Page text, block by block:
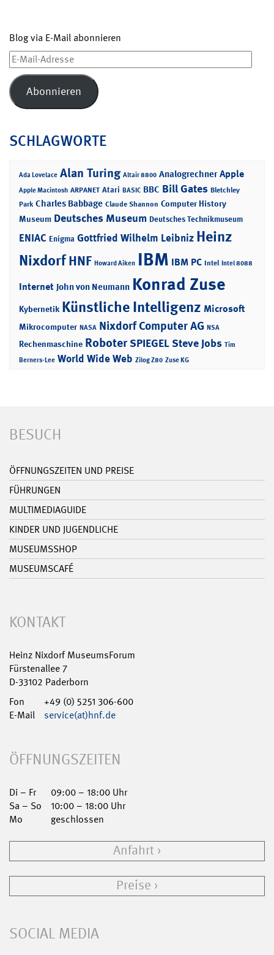
Blog via E-Mail abonnieren
E-
Mail-
Adresse
Abonnieren
SCHLAGWORTE
Ada Lovelace Alan Turing Altair 8800 Analogrechner Apple
Apple Macintosh ARPANET Atari BASIC BBC Bill Gates Bletchley
Park Charles Babbage Claude Shannon Computer History
Museum Deutsches Museum Deutsches Technikmuseum
ENIAC Enigma Gottfried Wilhelm Leibniz Heinz
NixdorfHNF Howard Aiken IBM IBM PC Intel Intel 8088
Internet John von Neumann Konrad Zuse
Kybernetik Künstliche Intelligenz Microsoft
Mikrocomputer NASA Nixdorf Computer AG NSA
Rechenmaschine RoboterSPIEGELSteve Jobs Tim
Berners-Lee World Wide Web Zilog Z80 Zuse KG
BESUCH
ÖFFNUNGSZEITEN UND PREISE
FÜHRUNGEN
MULTIMEDIAGUIDE
KINDER UND JUGENDLICHE
MUSEUMSSHOP
MUSEUMSCAFÉ
KONTAKT
Heinz Nixdorf MuseumsForum
Fürstenallee 7
D-33102 Paderborn
Fon
+49 (0) 5251 306-600
E-Mail
service(at)hnf.de
ÖFFNUNGSZEITEN
Di – Fr
09:00 – 18:00 Uhr
Sa – So
10:00 – 18:00 Uhr
Mo
geschlossen
Anfahrt
Preise
SOCIAL MEDIA